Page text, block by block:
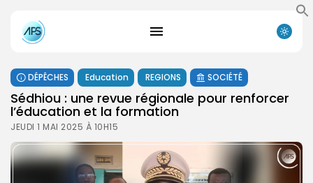
DÉPÊCHES Education REGIONS SOCIÉTÉ
Sédhiou : une revue régionale pour renforcer
l’éducation et la formation
JEUDI 1 MAI 2025 À 10H15